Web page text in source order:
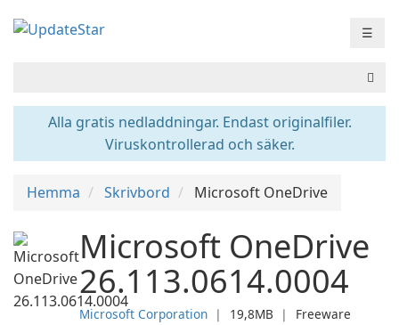
☰
Alla gratis nedladdningar. Endast originalfiler.
Viruskontrollerad och säker.
Hemma Skrivbord Microsoft OneDrive
Microsoft OneDrive
26.113.0614.0004
Microsoft Corporation ❘ 19,8MB ❘ Freeware